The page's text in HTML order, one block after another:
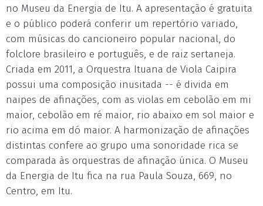
no Museu da Energia de Itu. A apresentação é gratuita
e o público poderá conferir um repertório variado,
com músicas do cancioneiro popular nacional, do
folclore brasileiro e português, e de raiz sertaneja.
Criada em 2011, a Orquestra Ituana de Viola Caipira
possui uma composição inusitada -- é divida em
naipes de afinações, com as violas em cebolão em mi
maior, cebolão em ré maior, rio abaixo em sol maior e
rio acima em dó maior. A harmonização de afinações
distintas confere ao grupo uma sonoridade rica se
comparada às orquestras de afinação única. O Museu
da Energia de Itu fica na rua Paula Souza, 669, no
Centro, em Itu.